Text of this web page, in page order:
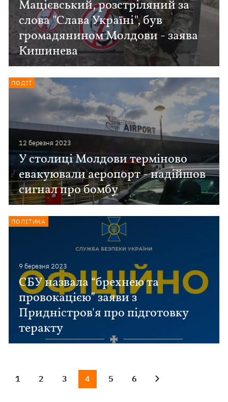
Мацієвський, розстріляний за
слова "Слава Україні", був
громадянином Молдови - заява
Кишинева
12 березня 2023
У столиці Молдови терміново
евакуювали аеропорт - надійшов
сигнал про бомбу
ПОДІЇ
9 березня 2023
СБУ назвала “брехнею та
провокацією” заяви з
Придністров'я про підготовку
теракту
ПОЛІТИКА
1 2 3 4 5 6